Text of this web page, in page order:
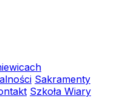
Sakramenty
Szkoła Wiary